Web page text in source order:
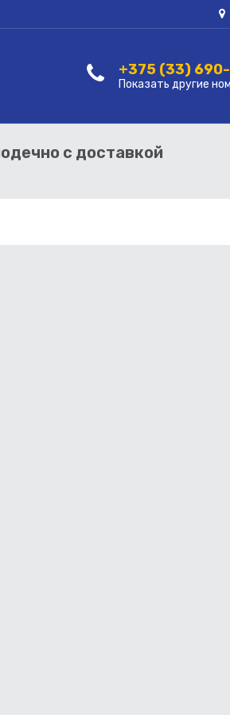
+375 (33)
Показать другие
с доставкой